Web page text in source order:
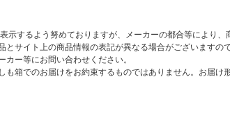
示するよう努めておりますが、メーカーの都合等により
サイト上の商品情報の表記が異なる場合がございます
ー等にお問い合わせください。
箱でのお届けをお約束するものではありません。お届